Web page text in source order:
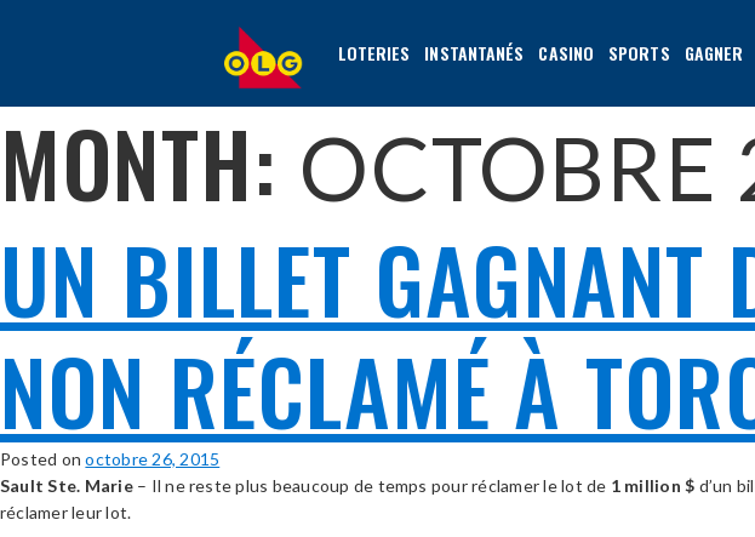
LOTERIES INSTANTANÉS CASINO SPORTS GAGNER
MONTH: OCTOBRE
UN BILLET
NON RÉCLAMÉ À
Posted onoctobre 26, 2015
Sault Ste. Marie– Il ne reste plus beaucoup de temps pour réclamer le lot de 1 million $ d’un
réclamer leur lot.